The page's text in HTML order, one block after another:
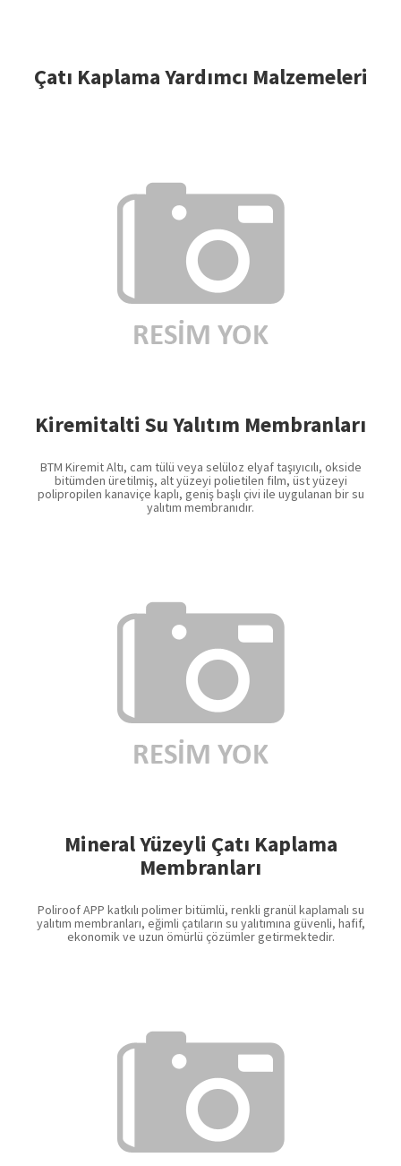
Çatı Kaplama Yardımcı Malzemeleri
Kiremitalti Su Yalıtım Membranları
BTM Kiremit Altı, cam tülü veya selüloz elyaf taşıyıcılı, okside
bitümden üretilmiş, alt yüzeyi polietilen film, üst yüzeyi
polipropilen kanaviçe kaplı, geniş başlı çivi ile uygulanan bir su
yalıtım membranıdır.
Mineral Yüzeyli Çatı Kaplama
Membranları
Poliroof APP katkılı polimer bitümlü, renkli granül kaplamalı su
yalıtım membranları, eğimli çatıların su yalıtımına güvenli, hafif,
ekonomik ve uzun ömürlü çözümler getirmektedir.